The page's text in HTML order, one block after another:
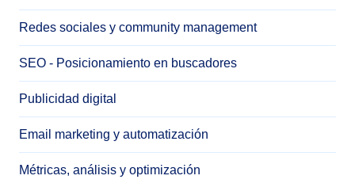
Redes sociales y community management
SEO - Posicionamiento en buscadores
Publicidad digital
Email marketing y automatización
Métricas, análisis y optimización